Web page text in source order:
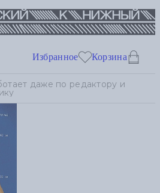
Избранное Корзина